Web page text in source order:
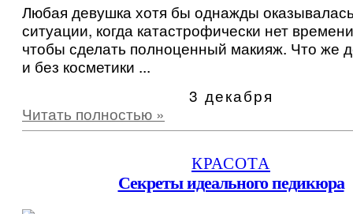
Любая девушка хотя бы однажды
ситуации, когда катастрофически нет
чтобы сделать полноценный макияж. Что же
и без косметики ...
3 декабря
Читать полностью »
КРАСОТА
Секреты идеального педикюра